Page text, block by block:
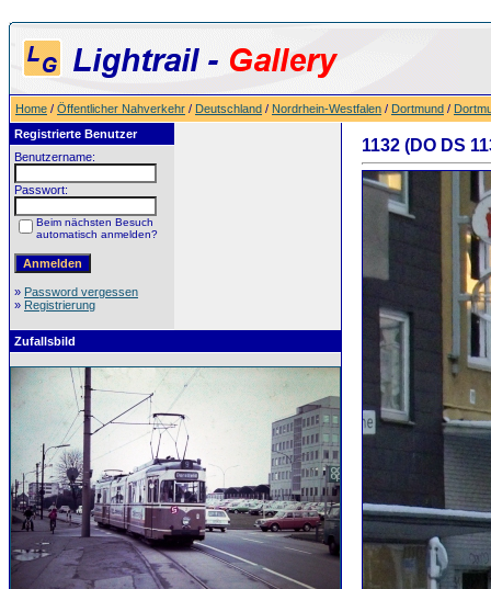
Home / Öffentlicher Nahverkehr / Deutschland / Nordrhein-Westfalen / Dortmund /
Registrierte Benutzer
Benutzername:
Passwort:
Beim nächsten Besuch
automatisch anmelden?
» Password vergessen
» Registrierung
Zufallsbild
1132 (DO DS